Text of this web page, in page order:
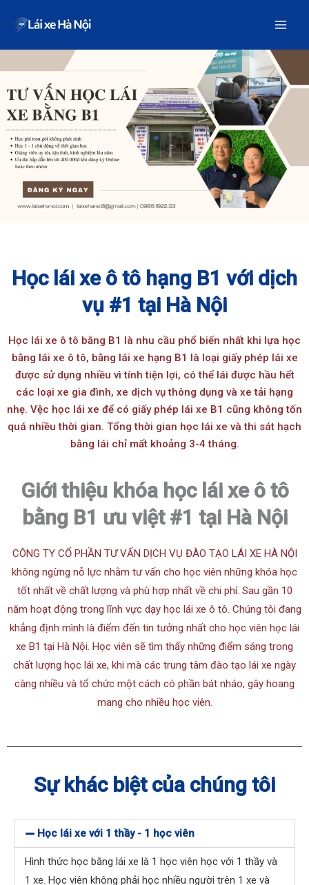
Học lái xe ô tô hạng B1 với dịch
vụ #1 tại Hà Nội
Học lái xe ô tô bằng B1 là nhu cầu phổ biến nhất khi lựa học
bằng lái xe ô tô, bằng lái xe hạng B1 là loại giấy phép lái xe
được sử dụng nhiều vì tính tiện lợi, có thể lái được hầu hết
các loại xe gia đình, xe dịch vụ thông dụng và xe tải hạng
nhẹ. Vệc học lái xe để có giấy phép lái xe B1 cũng không tốn
quá nhiều thời gian. Tổng thời gian học lái xe và thi sát hạch
bằng lái chỉ mất khoảng 3-4 tháng.
Giới thiệu khóa học lái xe ô tô
bằng B1 ưu việt #1 tại Hà Nội
CÔNG TY CỔ PHẦN TƯ VẤN DỊCH VỤ ĐÀO TẠO LÁI XE HÀ NỘI
không ngừng nỗ lực nhằm tư vấn cho học viên những khóa học
tốt nhất về chất lượng và phù hợp nhất về chi phí. Sau gần 10
năm hoạt động trong lĩnh vực dạy học lái xe ô tô. Chúng tôi đang
khẳng định mình là điểm đến tin tưởng nhất cho học viên học lái
xe B1 tại Hà Nội. Học viên sẽ tìm thấy những điểm sáng trong
chất lượng học lái xe, khi mà các trung tâm đào tạo lái xe ngày
càng nhiều và tổ chức một cách có phần bát nháo, gây hoang
mang cho nhiều học viên.
Sự khác biệt của chúng tôi
Học lái xe với 1 thầy - 1 học viên
Hình thức học bằng lái xe là 1 học viên học với 1 thầy và
1 xe. Học viên không phải học nhiều người trên 1 xe và